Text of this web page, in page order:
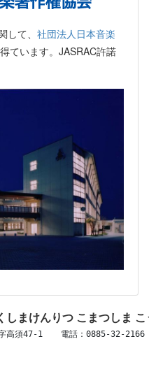
て、 社団法人日本音楽
ています。JASRAC許諾
まけんりつ こまつしま
高須47-1 　 電話：0885-32-2166